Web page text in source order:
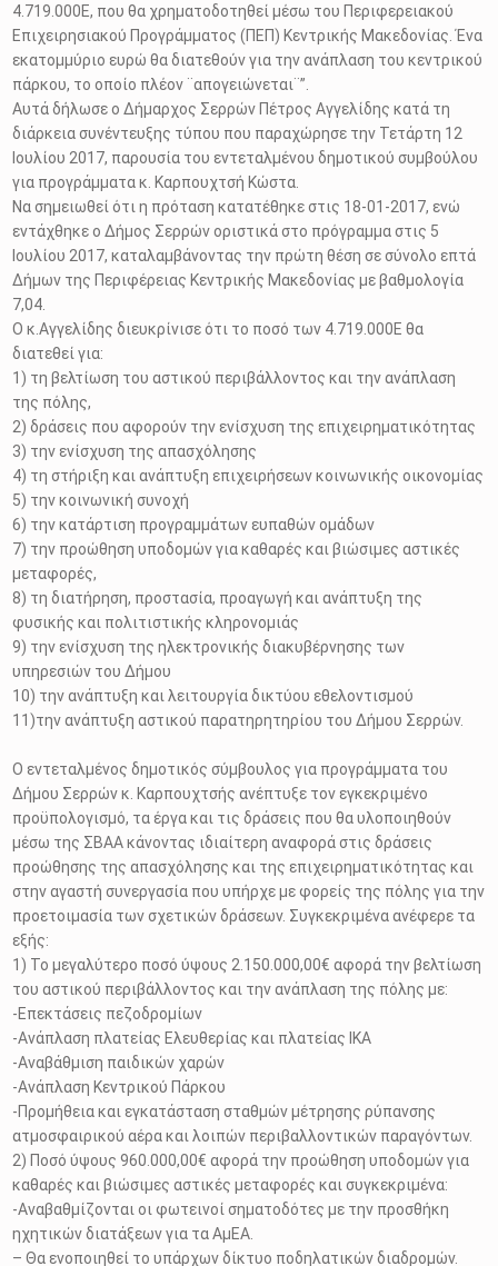
4.719.000Ε, που θα χρηματοδοτηθεί μέσω του Περιφερειακού
Επιχειρησιακού Προγράμματος (ΠΕΠ) Κεντρικής Μακεδονίας. Ένα
εκατομμύριο ευρώ θα διατεθούν για την ανάπλαση του κεντρικού
πάρκου, το οποίο πλέον ¨απογειώνεται¨”.
Αυτά δήλωσε ο Δήμαρχος Σερρών Πέτρος Αγγελίδης κατά τη
διάρκεια συνέντευξης τύπου που παραχώρησε την Τετάρτη 12
Ιουλίου 2017, παρουσία του εντεταλμένου δημοτικού συμβούλου
για προγράμματα κ. Καρπουχτσή Κώστα.
Να σημειωθεί ότι η πρόταση κατατέθηκε στις 18-01-2017, ενώ
εντάχθηκε ο Δήμος Σερρών οριστικά στο πρόγραμμα στις 5
Ιουλίου 2017, καταλαμβάνοντας την πρώτη θέση σε σύνολο επτά
Δήμων της Περιφέρειας Κεντρικής Μακεδονίας με βαθμολογία
7,04.
Ο κ.Αγγελίδης διευκρίνισε ότι το ποσό των 4.719.000Ε θα
διατεθεί για:
1) τη βελτίωση του αστικού περιβάλλοντος και την ανάπλαση
της πόλης,
2) δράσεις που αφορούν την ενίσχυση της επιχειρηματικότητας
3) την ενίσχυση της απασχόλησης
4) τη στήριξη και ανάπτυξη επιχειρήσεων κοινωνικής οικονομίας
5) την κοινωνική συνοχή
6) την κατάρτιση προγραμμάτων ευπαθών ομάδων
7) την προώθηση υποδομών για καθαρές και βιώσιμες αστικές
μεταφορές,
8) τη διατήρηση, προστασία, προαγωγή και ανάπτυξη της
φυσικής και πολιτιστικής κληρονομιάς
9) την ενίσχυση της ηλεκτρονικής διακυβέρνησης των
υπηρεσιών του Δήμου
10) την ανάπτυξη και λειτουργία δικτύου εθελοντισμού
11)την ανάπτυξη αστικού παρατηρητηρίου του Δήμου Σερρών.
Ο εντεταλμένος δημοτικός σύμβουλος για προγράμματα του
Δήμου Σερρών κ. Καρπουχτσής ανέπτυξε τον εγκεκριμένο
προϋπολογισμό, τα έργα και τις δράσεις που θα υλοποιηθούν
μέσω της ΣΒΑΑ κάνοντας ιδιαίτερη αναφορά στις δράσεις
προώθησης της απασχόλησης και της επιχειρηματικότητας και
στην αγαστή συνεργασία που υπήρχε με φορείς της πόλης για την
προετοιμασία των σχετικών δράσεων. Συγκεκριμένα ανέφερε τα
εξής:
1) Το μεγαλύτερο ποσό ύψους 2.150.000,00€ αφορά την βελτίωση
του αστικού περιβάλλοντος και την ανάπλαση της πόλης με:
-Επεκτάσεις πεζοδρομίων
-Ανάπλαση πλατείας Ελευθερίας και πλατείας ΙΚΑ
-Αναβάθμιση παιδικών χαρών
-Ανάπλαση Κεντρικού Πάρκου
-Προμήθεια και εγκατάσταση σταθμών μέτρησης ρύπανσης
ατμοσφαιρικού αέρα και λοιπών περιβαλλοντικών παραγόντων.
2) Ποσό ύψους 960.000,00€ αφορά την προώθηση υποδομών για
καθαρές και βιώσιμες αστικές μεταφορές και συγκεκριμένα:
-Αναβαθμίζονται οι φωτεινοί σηματοδότες με την προσθήκη
ηχητικών διατάξεων για τα ΑμΕΑ.
– Θα ενοποιηθεί το υπάρχων δίκτυο ποδηλατικών διαδρομών.